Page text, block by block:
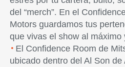
del “merch”. En el
Motors guardamos tus
que vivas el show al máximo
El Confidence Room de
ubicado dentro del Al Son